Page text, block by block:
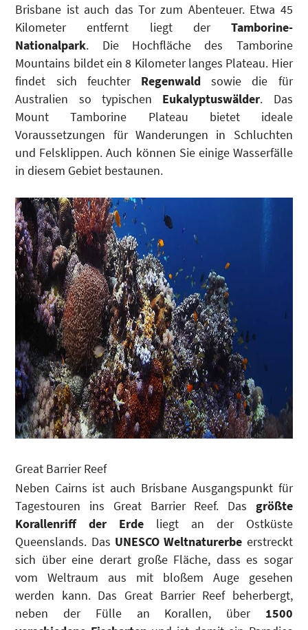
Brisbane ist auch das Tor zum Abenteuer. Etwa 45
Kilometer entfernt liegt der Tamborine-
Nationalpark. Die Hochfläche des Tamborine
Mountains bildet ein 8 Kilometer langes Plateau. Hier
findet sich feuchter Regenwald sowie die für
Australien so typischen Eukalyptuswälder. Das
Mount Tamborine Plateau bietet ideale
Voraussetzungen für Wanderungen in Schluchten
und Felsklippen. Auch können Sie einige Wasserfälle
in diesem Gebiet bestaunen.
Great Barrier Reef
Neben Cairns ist auch Brisbane Ausgangspunkt für
Tagestouren ins Great Barrier Reef. Das größte
Korallenriff der Erde liegt an der Ostküste
Queenslands. Das UNESCO Weltnaturerbe erstreckt
sich über eine derart große Fläche, dass es sogar
vom Weltraum aus mit bloßem Auge gesehen
werden kann. Das Great Barrier Reef beherbergt,
neben der Fülle an Korallen, über 1500